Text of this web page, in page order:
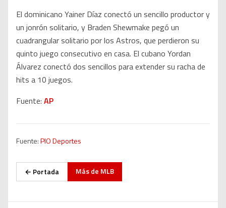
El dominicano Yainer Díaz conectó un sencillo productor y
un jonrón solitario, y Braden Shewmake pegó un
cuadrangular solitario por los Astros, que perdieron su
quinto juego consecutivo en casa. El cubano Yordan
Álvarez conectó dos sencillos para extender su racha de
hits a 10 juegos.
Fuente: AP
Fuente:PIO Deportes
← Portada Más de MLB